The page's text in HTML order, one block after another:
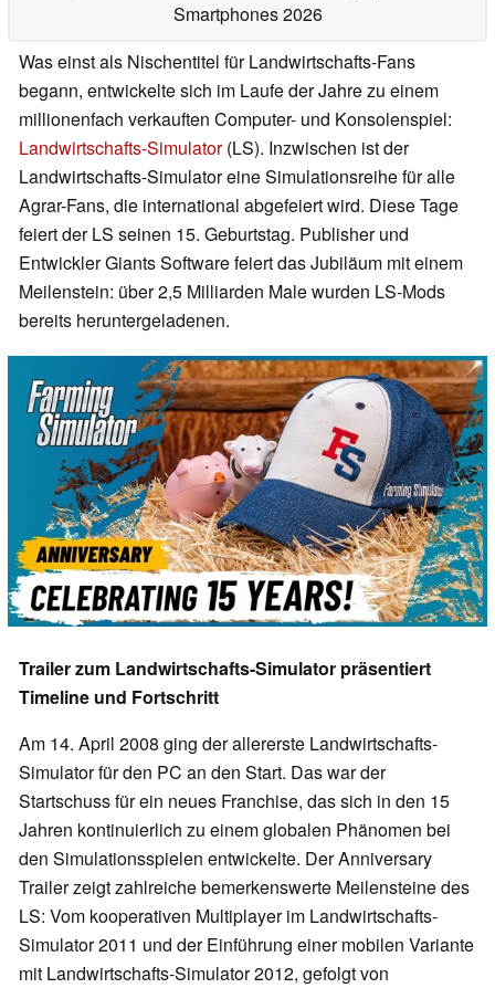
Smartphones 2026
Was einst als Nischentitel für Landwirtschafts-Fans
begann, entwickelte sich im Laufe der Jahre zu einem
millionenfach verkauften Computer- und Konsolenspiel:
Landwirtschafts-Simulator(LS). Inzwischen ist der
Landwirtschafts-Simulator eine Simulationsreihe für alle
Agrar-Fans, die international abgefeiert wird. Diese Tage
feiert der LS seinen 15. Geburtstag. Publisher und
Entwickler Giants Software feiert das Jubiläum mit einem
Meilenstein: über 2,5 Milliarden Male wurden LS-Mods
bereits heruntergeladenen.
Trailer zum Landwirtschafts-Simulator präsentiert
Timeline und Fortschritt
Am 14. April 2008 ging der allererste Landwirtschafts-
Simulator für den PC an den Start. Das war der
Startschuss für ein neues Franchise, das sich in den 15
Jahren kontinuierlich zu einem globalen Phänomen bei
den Simulationsspielen entwickelte. Der Anniversary
Trailer zeigt zahlreiche bemerkenswerte Meilensteine des
LS: Vom kooperativen Multiplayer im Landwirtschafts-
Simulator 2011 und der Einführung einer mobilen Variante
mit Landwirtschafts-Simulator 2012, gefolgt von